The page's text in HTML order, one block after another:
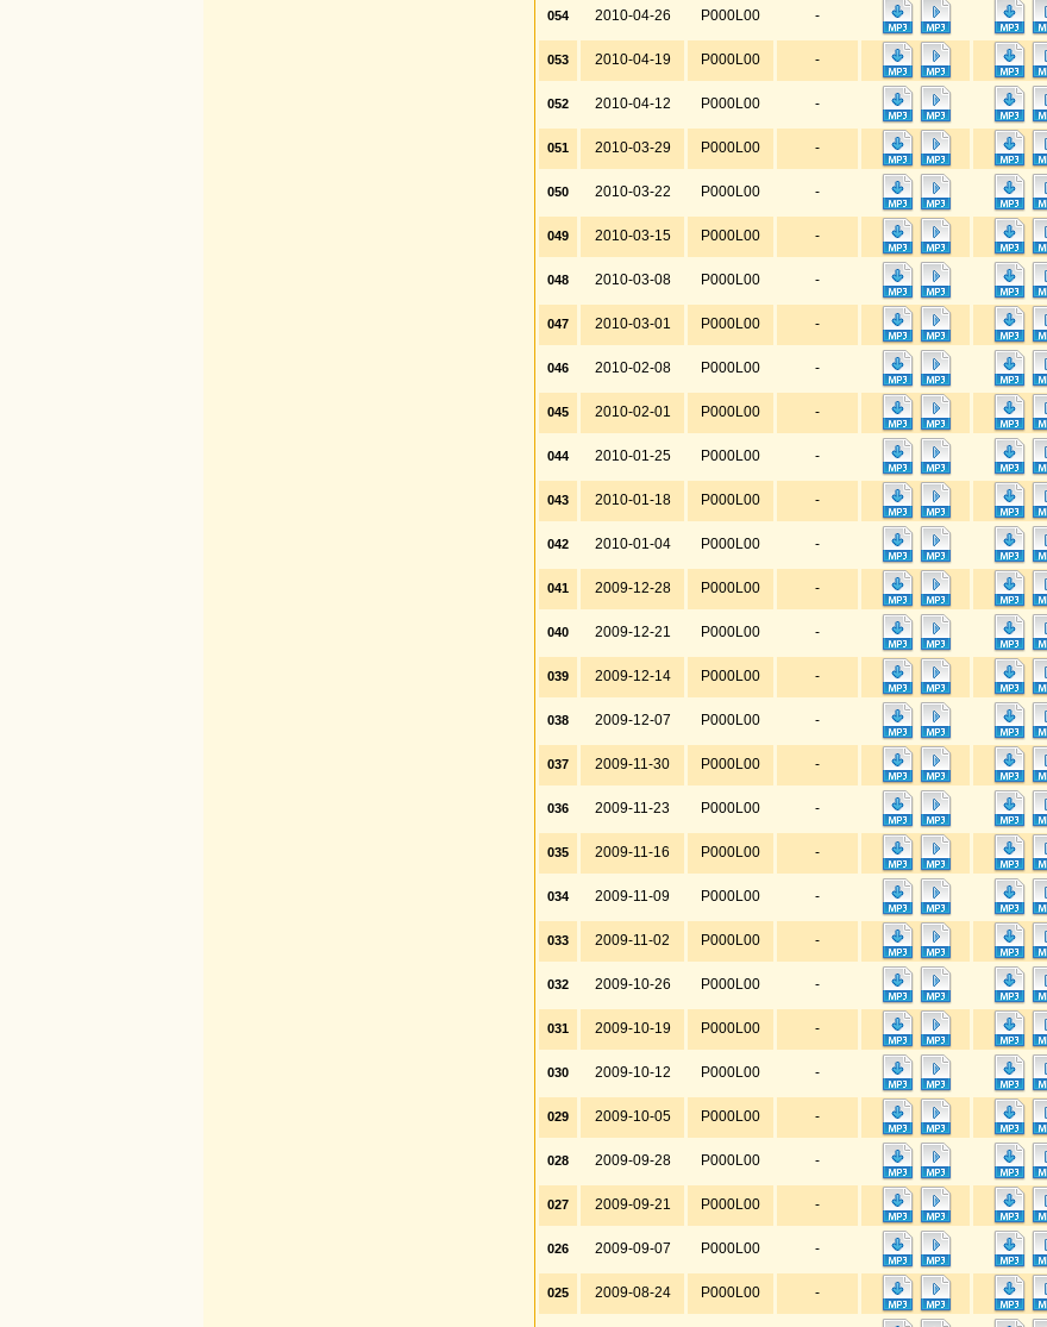
054 2010-04-26 P000L00 -
053 2010-04-19 P000L00 -
052 2010-04-12 P000L00 -
051 2010-03-29 P000L00 -
050 2010-03-22 P000L00 -
049 2010-03-15 P000L00 -
048 2010-03-08 P000L00 -
047 2010-03-01 P000L00 -
046 2010-02-08 P000L00 -
045 2010-02-01 P000L00 -
044 2010-01-25 P000L00 -
043 2010-01-18 P000L00 -
042 2010-01-04 P000L00 -
041 2009-12-28 P000L00 -
040 2009-12-21 P000L00 -
039 2009-12-14 P000L00 -
038 2009-12-07 P000L00 -
037 2009-11-30 P000L00 -
036 2009-11-23 P000L00 -
035 2009-11-16 P000L00 -
034 2009-11-09 P000L00 -
033 2009-11-02 P000L00 -
032 2009-10-26 P000L00 -
031 2009-10-19 P000L00 -
030 2009-10-12 P000L00 -
029 2009-10-05 P000L00 -
028 2009-09-28 P000L00 -
027 2009-09-21 P000L00 -
026 2009-09-07 P000L00 -
025 2009-08-24 P000L00 -